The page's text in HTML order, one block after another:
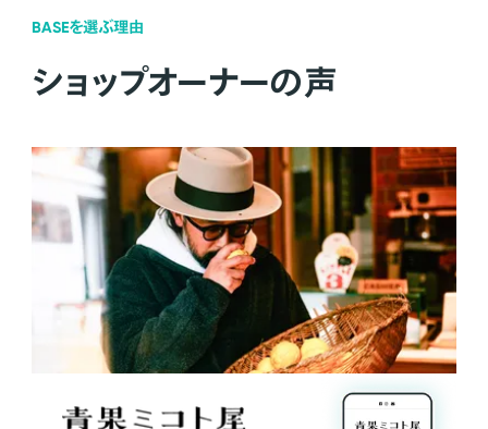
BASEを選ぶ理由
ショップオーナーの声